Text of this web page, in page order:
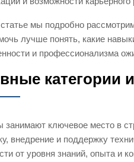
мы подробно
лучше понять, какие
и профессионализма
категории
ключевое место в
внедрение и поддержку
от уровня знаний, опыта и